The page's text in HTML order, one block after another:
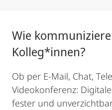
Wie
Kolleg*innen?
Ob per E-Mail, Chat,
Videokonferenz:
fester und